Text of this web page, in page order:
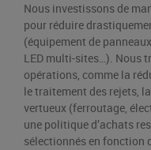
Nous investissons de
pour réduire
(équipement de
LED multi-sites…). Nous
opérations, comme la
le traitement des rejets,
vertueux (ferroutage,
une politique d’achats
sélectionnés en fonction